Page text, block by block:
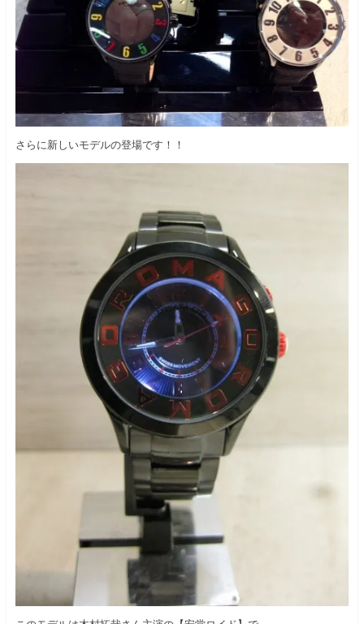
さらに新しいモデルの登場です！！